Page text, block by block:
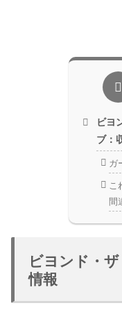
ビヨ
ブ：
ガ
こ
間
ビヨンド・
情報